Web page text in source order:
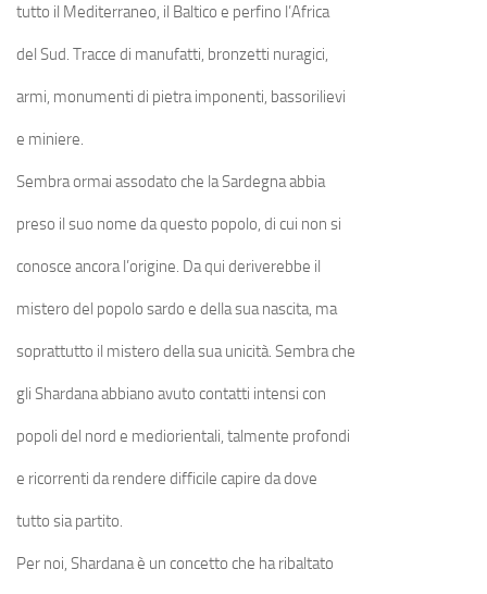
tutto il Mediterraneo, il Baltico e perfino l’Africa
del Sud. Tracce di manufatti, bronzetti nuragici,
armi, monumenti di pietra imponenti, bassorilievi
e miniere.
Sembra ormai assodato che la Sardegna abbia
preso il suo nome da questo popolo, di cui non si
conosce ancora l’origine. Da qui deriverebbe il
mistero del popolo sardo e della sua nascita, ma
soprattutto il mistero della sua unicità. Sembra che
gli Shardana abbiano avuto contatti intensi con
popoli del nord e mediorientali, talmente profondi
e ricorrenti da rendere difficile capire da dove
tutto sia partito.
Per noi, Shardana è un concetto che ha ribaltato